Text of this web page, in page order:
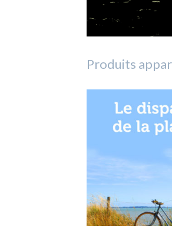
Produits